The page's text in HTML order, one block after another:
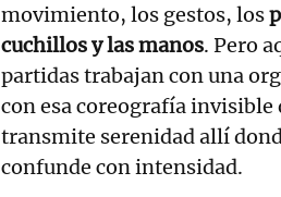
movimiento, los gestos, los
cuchillos y las manos. Pero
partidas trabajan con una
con esa coreografía invisible
transmite serenidad allí
confunde con intensidad.